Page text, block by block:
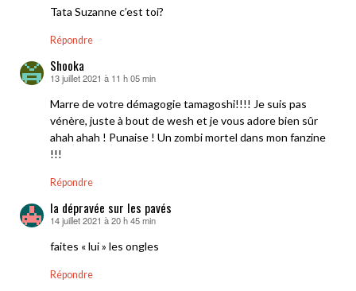
Tata Suzanne c’est toi?
Répondre
Shooka
dit :
13 juillet 2021 à 11 h 05 min
Marre de votre démagogie tamagoshi!!!! Je suis pas
vénère, juste à bout de wesh et je vous adore bien sûr
ahah ahah ! Punaise ! Un zombi mortel dans mon fanzine
!!!
Répondre
la dépravée sur les pavés
dit :
14 juillet 2021 à 20 h 45 min
faites « lui » les ongles
Répondre